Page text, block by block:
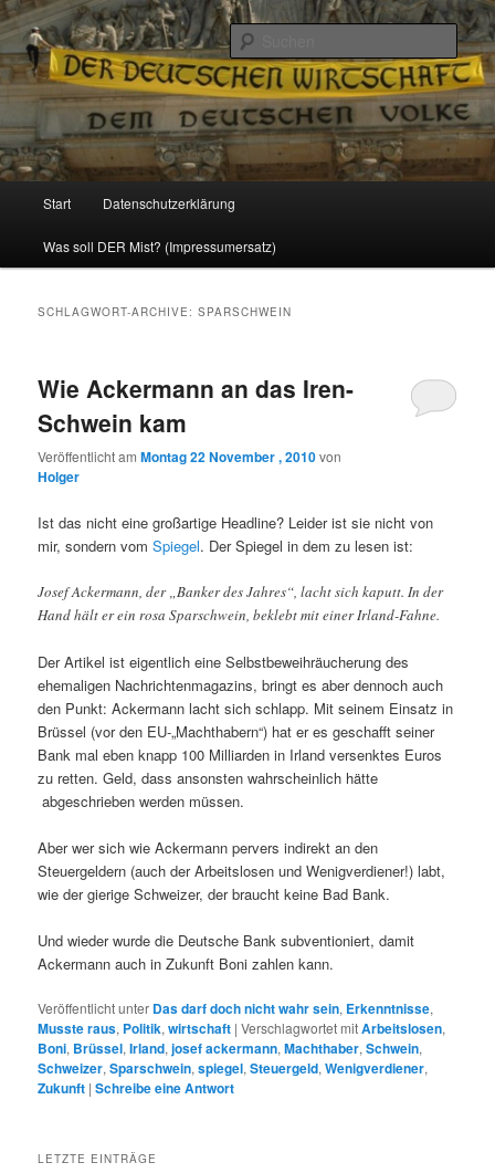
Reizzentrum
Politik, Wirtschaft, Soziales und Gesellschaft
Zum
Inhalt
Zum
sekundären
Start Datenschutzerklärung
Was soll DER Mist? (Impressumersatz)
SCHLAGWORT-ARCHIVE:SPARSCHWEIN
Wie Ackermann an das Iren-
Schwein kam
Veröffentlicht amMontag 22 November , 2010von
Holger
Ist das nicht eine großartige Headline? Leider ist sie nicht von
mir, sondern vomSpiegel. Der Spiegel in dem zu lesen ist:
Josef Ackermann, der „Banker des Jahres“, lacht sich kaputt. In der
Hand hält er ein rosa Sparschwein, beklebt mit einer Irland-Fahne.
Der Artikel ist eigentlich eine Selbstbeweihräucherung des
ehemaligen Nachrichtenmagazins, bringt es aber dennoch auch
den Punkt: Ackermann lacht sich schlapp. Mit seinem Einsatz in
Brüssel (vor den EU-„Machthabern“) hat er es geschafft seiner
Bank mal eben knapp 100 Milliarden in Irland versenktes Euros
zu retten. Geld, dass ansonsten wahrscheinlich hätte
abgeschrieben werden müssen.
Aber wer sich wie Ackermann pervers indirekt an den
Steuergeldern (auch der Arbeitslosen und Wenigverdiener!) labt,
wie der gierige Schweizer, der braucht keine Bad Bank.
Und wieder wurde die Deutsche Bank subventioniert, damit
Ackermann auch in Zukunft Boni zahlen kann.
Veröffentlicht unter Das darf doch nicht wahr sein, Erkenntnisse,
Musste raus, Politik,wirtschaft |Verschlagwortet mitArbeitslosen,
Boni, Brüssel,Irland,josef ackermann,Machthaber,Schwein,
Schweizer,Sparschwein,spiegel,Steuergeld,Wenigverdiener,
Zukunft |Schreibe eine Antwort
LETZTE EINTRÄGE